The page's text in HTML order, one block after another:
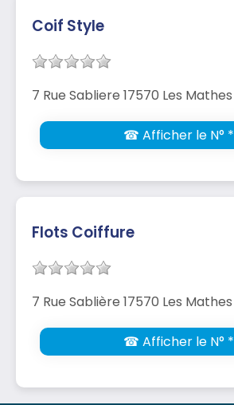
Coif Style
7 Rue Sabliere 17570 Les Mathes
☎ Afficher le N° *
Flots Coiffure
7 Rue Sablière 17570 Les Mathes
☎ Afficher le N° *